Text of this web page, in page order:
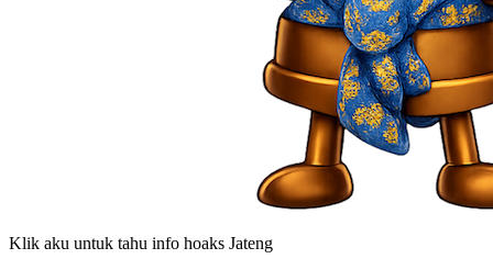
Hai, aku Padh